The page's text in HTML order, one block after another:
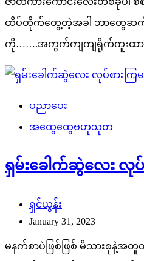
ထိပ်တိုက်တွေ့တဲ့အခါ ဘာတွေဆက်
ကို…….အကွက်ကျကျရိုက်ကူးထား
ပညာပေး
အထွေထွေဗဟုသုတ
ရှမ်းခေါက်ဆွဲလေး လု
ရှင်ယွန်း
January 31, 2023
မနက်စာပဲဖြစ်ဖြစ် မိသားစုနဲ့အတူ